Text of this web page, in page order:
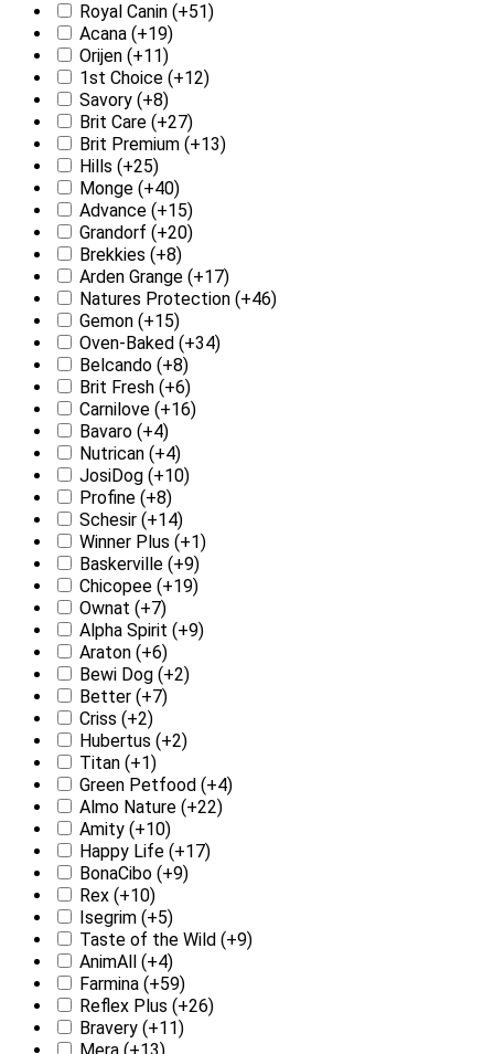
Royal Canin (+51)
Acana (+19)
Orijen (+11)
1st Choice (+12)
Savory (+8)
Brit Care (+27)
Brit Premium (+13)
Hills (+25)
Monge (+40)
Advance (+15)
Grandorf (+20)
Brekkies (+8)
Arden Grange (+17)
Natures Protection (+46)
Gemon (+15)
Oven-Baked (+34)
Belcando (+8)
Brit Fresh (+6)
Carnilove (+16)
Bavaro (+4)
Nutrican (+4)
JosiDog (+10)
Profine (+8)
Schesir (+14)
Winner Plus (+1)
Baskerville (+9)
Chicopee (+19)
Ownat (+7)
Alpha Spirit (+9)
Araton (+6)
Bewi Dog (+2)
Better (+7)
Criss (+2)
Hubertus (+2)
Titan (+1)
Green Petfood (+4)
Almo Nature (+22)
Amity (+10)
Happy Life (+17)
BonaCibo (+9)
Rex (+10)
Isegrim (+5)
Taste of the Wild (+9)
AnimAll (+4)
Farmina (+59)
Reflex Plus (+26)
Bravery (+11)